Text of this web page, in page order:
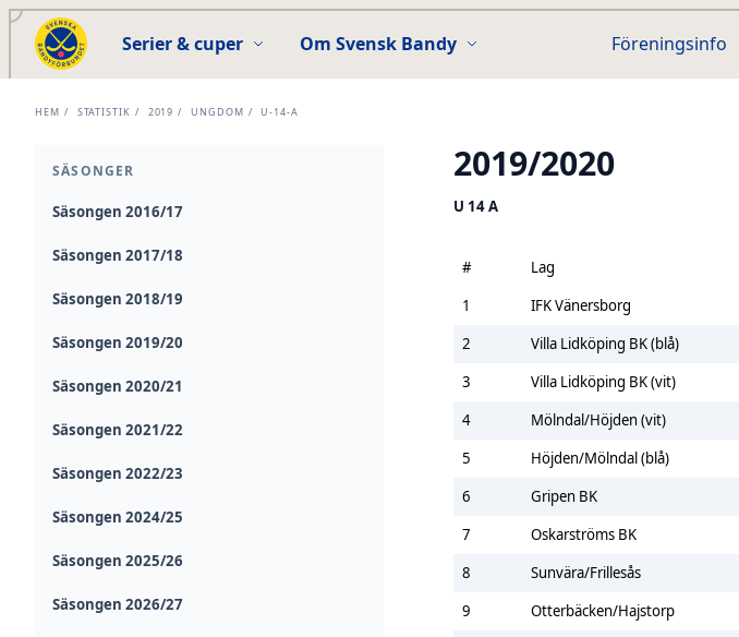
Serier & cuper Om Svensk Bandy Föreningsinfo
HEM / STATISTIK / 2019 / UNGDOM / U-14-A
SÄSONGER
Säsongen 2016/17
Säsongen 2017/18
Säsongen 2018/19
Säsongen 2019/20
Säsongen 2020/21
Säsongen 2021/22
Säsongen 2022/23
Säsongen 2024/25
Säsongen 2025/26
Säsongen 2026/27
2019/2020
U 14 A
# Lag
1
IFK Vänersborg
2
Villa Lidköping BK (blå)
3
Villa Lidköping BK (vit)
4
Mölndal/Höjden (vit)
5
Höjden/Mölndal (blå)
6
Gripen BK
7
Oskarströms BK
8
Sunvära/Frillesås
9
Otterbäcken/Hajstorp